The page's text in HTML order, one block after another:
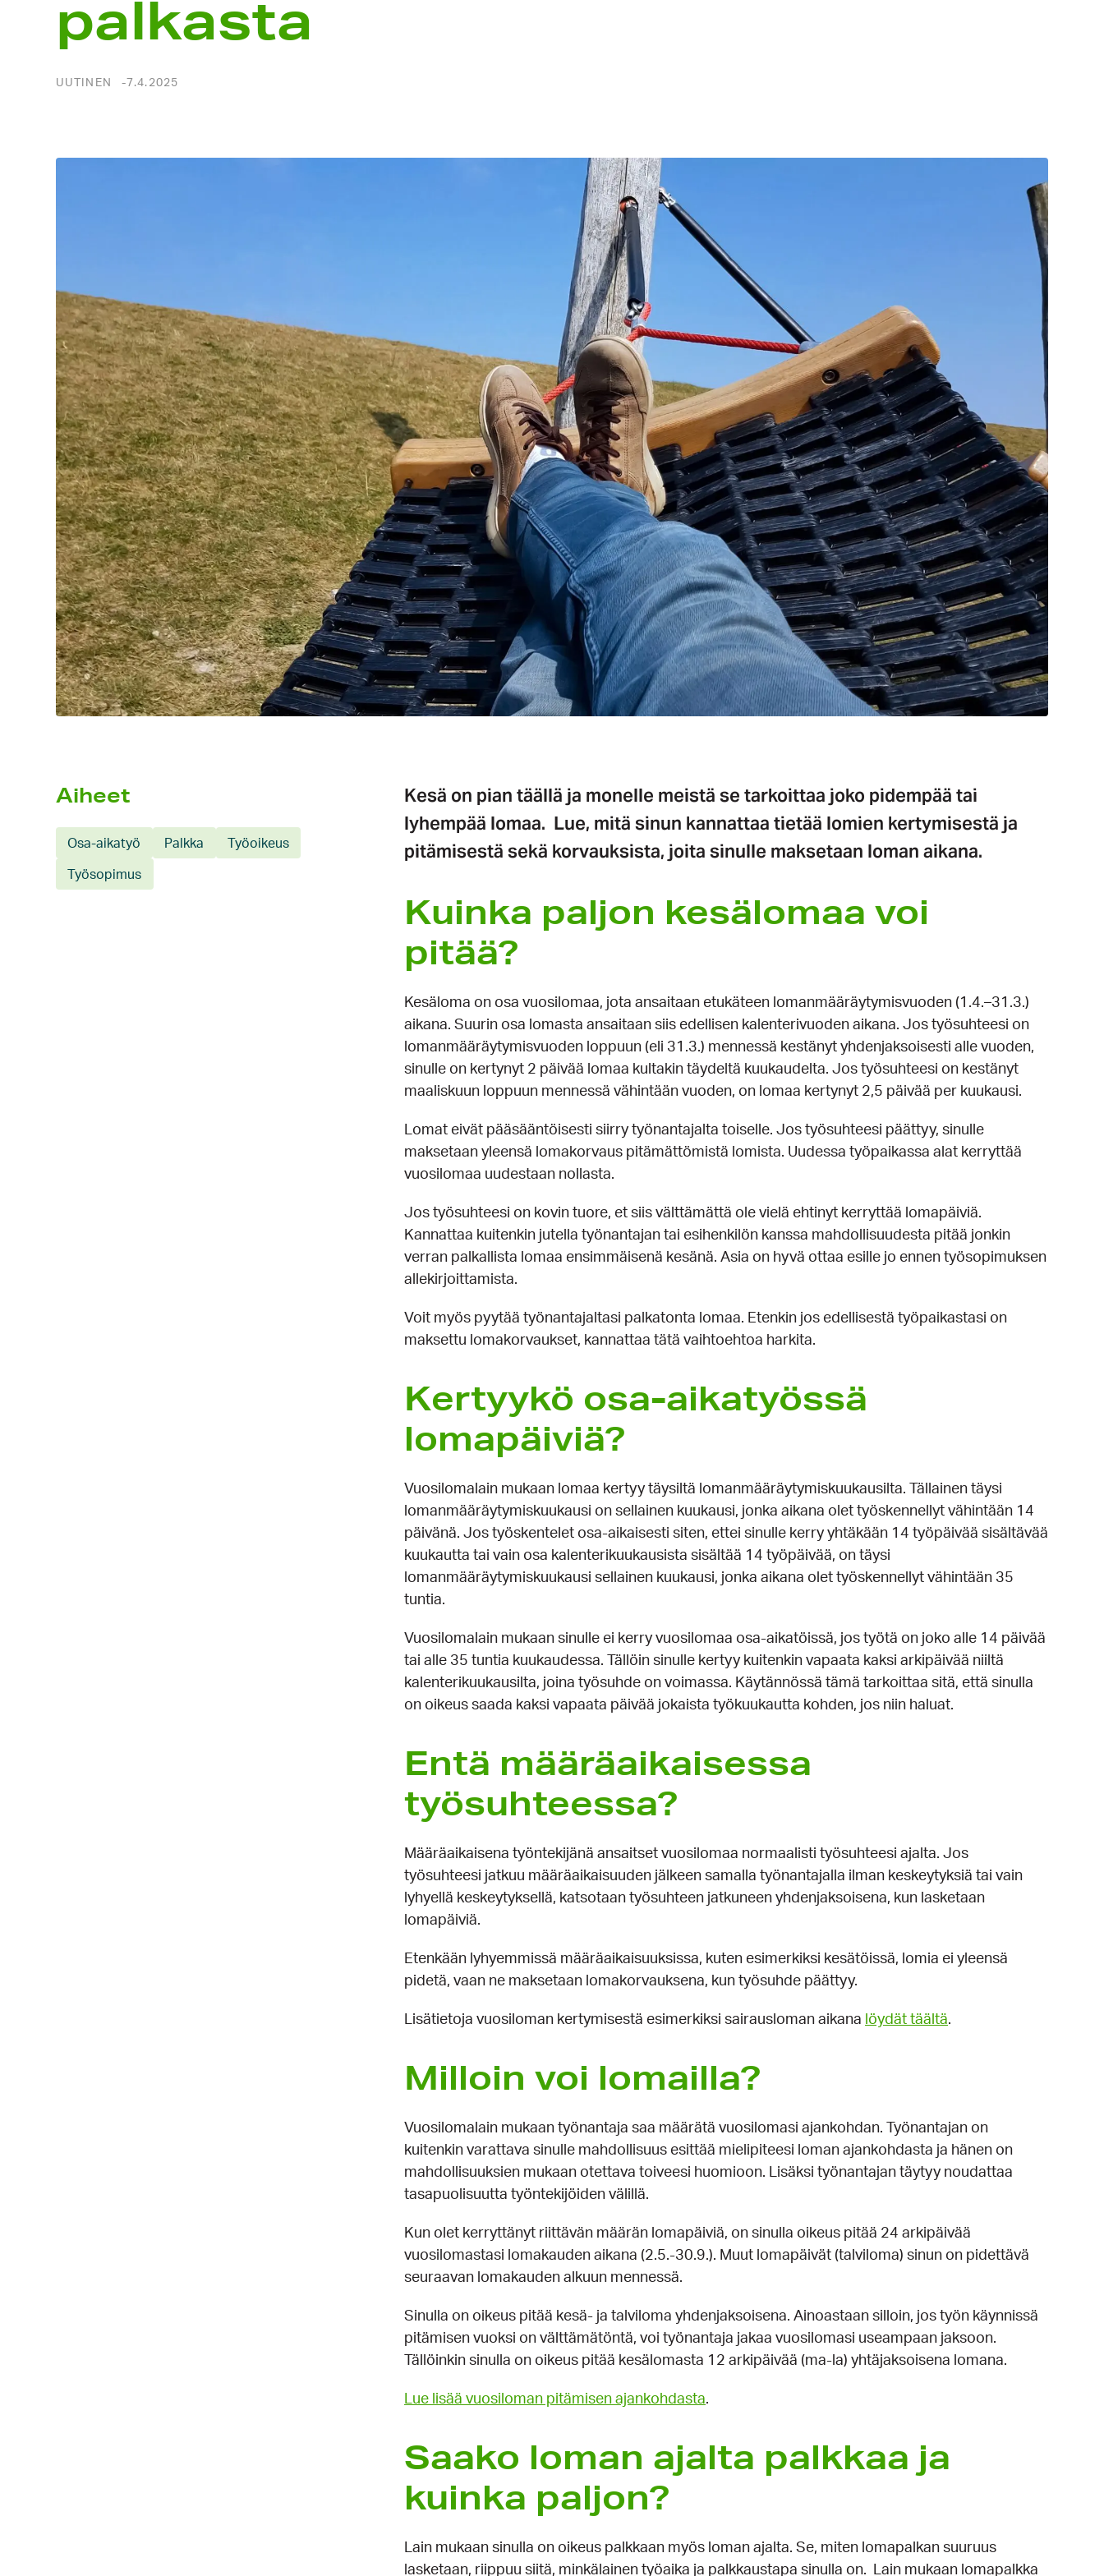
palkasta
UUTINEN 7.4.2025
Aiheet
Osa-aikatyö Palkka Työoikeus
Työsopimus
Kesä on pian täällä ja monelle meistä se tarkoittaa joko pidempää tai
lyhempää lomaa. Lue, mitä sinun kannattaa tietää lomien kertymisestä ja
pitämisestä sekä korvauksista, joita sinulle maksetaan loman aikana.
Kuinka paljon kesälomaa voi
pitää?
Kesäloma on osa vuosilomaa, jota ansaitaan etukäteen lomanmääräytymisvuoden (1.4.–31.3.)
aikana. Suurin osa lomasta ansaitaan siis edellisen kalenterivuoden aikana. Jos työsuhteesi on
lomanmääräytymisvuoden loppuun (eli 31.3.) mennessä kestänyt yhdenjaksoisesti alle vuoden,
sinulle on kertynyt 2 päivää lomaa kultakin täydeltä kuukaudelta. Jos työsuhteesi on kestänyt
maaliskuun loppuun mennessä vähintään vuoden, on lomaa kertynyt 2,5 päivää per kuukausi.
Lomat eivät pääsääntöisesti siirry työnantajalta toiselle. Jos työsuhteesi päättyy, sinulle
maksetaan yleensä lomakorvaus pitämättömistä lomista. Uudessa työpaikassa alat kerryttää
vuosilomaa uudestaan nollasta.
Jos työsuhteesi on kovin tuore, et siis välttämättä ole vielä ehtinyt kerryttää lomapäiviä.
Kannattaa kuitenkin jutella työnantajan tai esihenkilön kanssa mahdollisuudesta pitää jonkin
verran palkallista lomaa ensimmäisenä kesänä. Asia on hyvä ottaa esille jo ennen työsopimuksen
allekirjoittamista.
Voit myös pyytää työnantajaltasi palkatonta lomaa. Etenkin jos edellisestä työpaikastasi on
maksettu lomakorvaukset, kannattaa tätä vaihtoehtoa harkita.
Kertyykö osa-aikatyössä
lomapäiviä?
Vuosilomalain mukaan lomaa kertyy täysiltä lomanmääräytymiskuukausilta. Tällainen täysi
lomanmääräytymiskuukausi on sellainen kuukausi, jonka aikana olet työskennellyt vähintään 14
päivänä. Jos työskentelet osa-aikaisesti siten, ettei sinulle kerry yhtäkään 14 työpäivää sisältävää
kuukautta tai vain osa kalenterikuukausista sisältää 14 työpäivää, on täysi
lomanmääräytymiskuukausi sellainen kuukausi, jonka aikana olet työskennellyt vähintään 35
tuntia.
Vuosilomalain mukaan sinulle ei kerry vuosilomaa osa-aikatöissä, jos työtä on joko alle 14 päivää
tai alle 35 tuntia kuukaudessa. Tällöin sinulle kertyy kuitenkin vapaata kaksi arkipäivää niiltä
kalenterikuukausilta, joina työsuhde on voimassa. Käytännössä tämä tarkoittaa sitä, että sinulla
on oikeus saada kaksi vapaata päivää jokaista työkuukautta kohden, jos niin haluat.
Entä määräaikaisessa
työsuhteessa?
Määräaikaisena työntekijänä ansaitset vuosilomaa normaalisti työsuhteesi ajalta. Jos
työsuhteesi jatkuu määräaikaisuuden jälkeen samalla työnantajalla ilman keskeytyksiä tai vain
lyhyellä keskeytyksellä, katsotaan työsuhteen jatkuneen yhdenjaksoisena, kun lasketaan
lomapäiviä.
Etenkään lyhyemmissä määräaikaisuuksissa, kuten esimerkiksi kesätöissä, lomia ei yleensä
pidetä, vaan ne maksetaan lomakorvauksena, kun työsuhde päättyy.
Lisätietoja vuosiloman kertymisestä esimerkiksi sairausloman aikana löydät täältä.
Milloin voi lomailla?
Vuosilomalain mukaan työnantaja saa määrätä vuosilomasi ajankohdan. Työnantajan on
kuitenkin varattava sinulle mahdollisuus esittää mielipiteesi loman ajankohdasta ja hänen on
mahdollisuuksien mukaan otettava toiveesi huomioon. Lisäksi työnantajan täytyy noudattaa
tasapuolisuutta työntekijöiden välillä.
Kun olet kerryttänyt riittävän määrän lomapäiviä, on sinulla oikeus pitää 24 arkipäivää
vuosilomastasi lomakauden aikana (2.5.-30.9.). Muut lomapäivät (talviloma) sinun on pidettävä
seuraavan lomakauden alkuun mennessä.
Sinulla on oikeus pitää kesä- ja talviloma yhdenjaksoisena. Ainoastaan silloin, jos työn käynnissä
pitämisen vuoksi on välttämätöntä, voi työnantaja jakaa vuosilomasi useampaan jaksoon.
Tällöinkin sinulla on oikeus pitää kesälomasta 12 arkipäivää (ma-la) yhtäjaksoisena lomana.
Lue lisää vuosiloman pitämisen ajankohdasta.
Saako loman ajalta palkkaa ja
kuinka paljon?
Lain mukaan sinulla on oikeus palkkaan myös loman ajalta. Se, miten lomapalkan suuruus
lasketaan, riippuu siitä, minkälainen työaika ja palkkaustapa sinulla on. Lain mukaan lomapalkka